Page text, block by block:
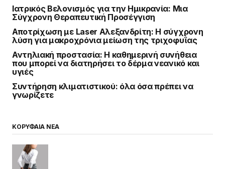
Ιατρικός Βελονισμός για την Ημικρανία: Μια
Σύγχρονη Θεραπευτική Προσέγγιση
Αποτρίχωση με Laser Αλεξανδρίτη: Η σύγχρονη
λύση για μακροχρόνια μείωση της τριχοφυΐας
Αντηλιακή προστασία: Η καθημερινή συνήθεια
που μπορεί να διατηρήσει το δέρμα νεανικό και
υγιές
Συντήρηση κλιματιστικού: όλα όσα πρέπει να
γνωρίζετε
ΚΟΡΥΦΑΙΑ ΝΕΑ